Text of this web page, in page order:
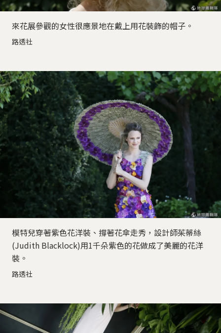
來花展參觀的女性很應景地在戴上用花裝飾的帽子。
路透社
模特兒穿著紫色花洋裝、撐著花傘走秀，設計師茱蒂絲
(Judith Blacklock)用1千朵紫色的花做成了美麗的花洋
裝。
路透社